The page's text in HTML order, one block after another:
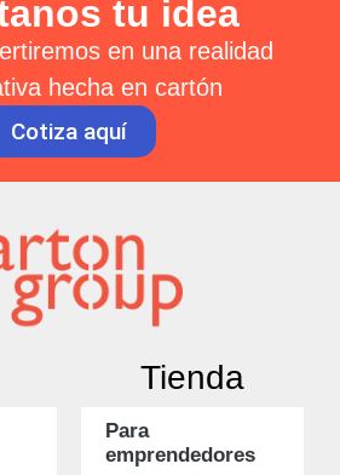
tu idea
en una realidad
hecha en cartón
Cotiza aquí
Tienda
Para
emprendedores